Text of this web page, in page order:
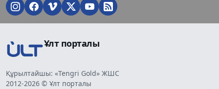
Ұлт порталы
Құрылтайшы: «Tengri Gold» ЖШС
2012-2026 © Ұлт порталы